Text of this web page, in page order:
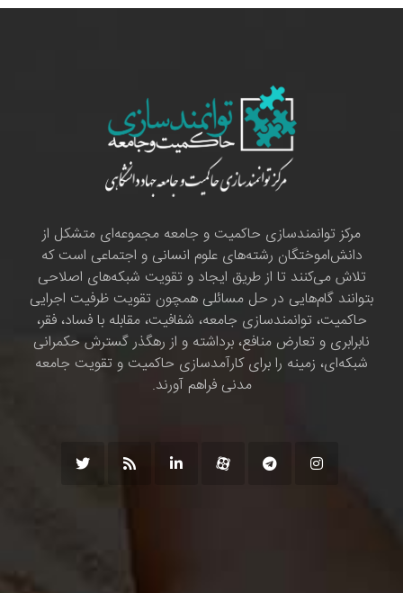
مرکز توانمندسازی حاکمیت و جامعه مجموعه‌ای متشکل از
دانش‌اموختگان رشته‌های علوم انسانی و اجتماعی است که
تلاش می‌کنند تا از طریق ایجاد و تقویت شبکه‌های اصلاحی
بتوانند گام‌هایی در حل مسائلی همچون تقویت ظرفیت اجرایی
حاکمیت، توانمندسازی جامعه، شفافیت، مقابله با فساد، فقر،
نابرابری و تعارض منافع، برداشته و از رهگذر گسترش حکمرانی
شبکه‌ای، زمینه را برای کارآمدسازی حاکمیت و تقویت جامعه
مدنی فراهم آورند.